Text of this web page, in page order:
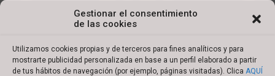
Gestionar el consentimiento
de las cookies
Utilizamos cookies propias y de terceros para fines analíticos y para
mostrarte publicidad personalizada en base a un perfil elaborado a partir
de tus hábitos de navegación (por ejemplo, páginas visitadas). Clica AQUÍ